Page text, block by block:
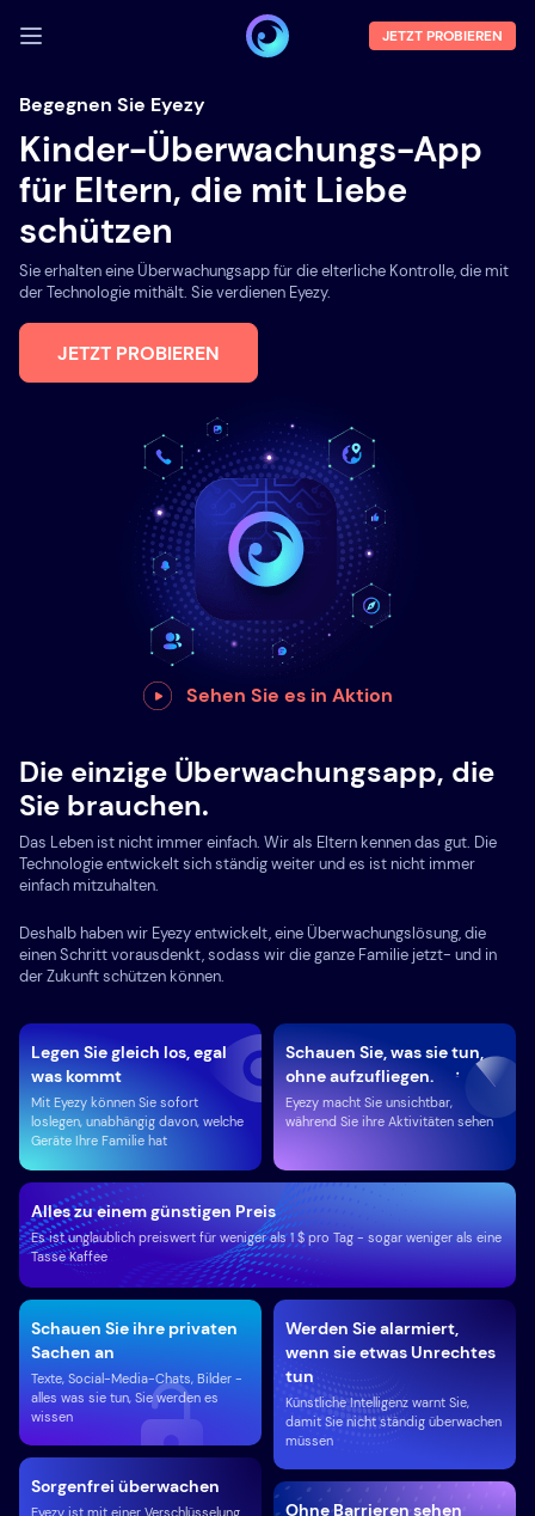
ANMELDEN
Demo
Funktionen
Über uns
Blog
JETZT PROBIEREN
Begegnen Sie Eyezy
Kinder-Überwachungs-App
für Eltern, die mit Liebe
schützen
Sie erhalten eine Überwachungsapp für die elterliche Kontrolle, die mit
der Technologie mithält. Sie verdienen Eyezy.
JETZT PROBIEREN
Sehen Sie es in Aktion
Die einzige Überwachungsapp, die
Sie brauchen.
Das Leben ist nicht immer einfach. Wir als Eltern kennen das gut. Die
Technologie entwickelt sich ständig weiter und es ist nicht immer
einfach mitzuhalten.
Deshalb haben wir Eyezy entwickelt, eine Überwachungslösung, die
einen Schritt vorausdenkt, sodass wir die ganze Familie jetzt- und in
der Zukunft schützen können.
Legen Sie gleich los, egal
was kommt
Mit Eyezy können Sie sofort
loslegen, unabhängig davon, welche
Geräte Ihre Familie hat
Schauen Sie, was sie tun,
ohne aufzufliegen.
Eyezy macht Sie unsichtbar,
während Sie ihre Aktivitäten sehen
Sorgenfrei überwachen
Eyezy ist mit einer Verschlüsselung
Schauen Sie ihre privaten
Sachen an
Texte, Social-Media-Chats, Bilder -
alles was sie tun, Sie werden es
wissen
Alles zu einem günstigen Preis
Es ist unglaublich preiswert für weniger als 1 $ pro Tag - sogar weniger als eine
Tasse Kaffee
Werden Sie alarmiert,
wenn sie etwas Unrechtes
tun
Künstliche Intelligenz warnt Sie,
damit Sie nicht ständig überwachen
müssen
Ohne Barrieren sehen